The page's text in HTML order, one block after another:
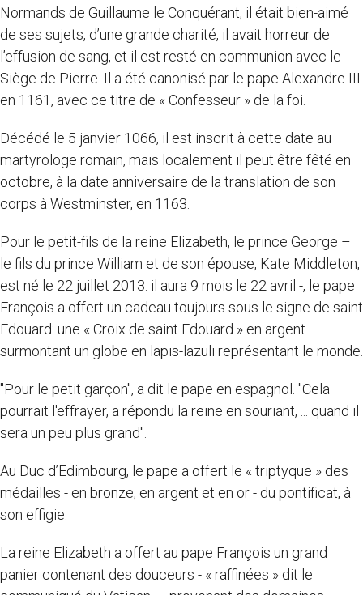
Normands de Guillaume le Conquérant, il était bien-aimé
de ses sujets, d’une grande charité, il avait horreur de
l’effusion de sang, et il est resté en communion avec le
Siège de Pierre. Il a été canonisé par le pape Alexandre III
en 1161, avec ce titre de « Confesseur » de la foi.
Décédé le 5 janvier 1066, il est inscrit à cette date au
martyrologe romain, mais localement il peut être fêté en
octobre, à la date anniversaire de la translation de son
corps à Westminster, en 1163.
Pour le petit-fils de la reine Elizabeth, le prince George –
le fils du prince William et de son épouse, Kate Middleton,
est né le 22 juillet 2013: il aura 9 mois le 22 avril -, le pape
François a offert un cadeau toujours sous le signe de saint
Edouard: une « Croix de saint Edouard » en argent
surmontant un globe en lapis-lazuli représentant le monde.
"Pour le petit garçon", a dit le pape en espagnol. "Cela
pourrait l'effrayer, a répondu la reine en souriant, ... quand il
sera un peu plus grand".
Au Duc d’Edimbourg, le pape a offert le « triptyque » des
médailles - en bronze, en argent et en or - du pontificat, à
son effigie.
La reine Elizabeth a offert au pape François un grand
panier contenant des douceurs - « raffinées » dit le